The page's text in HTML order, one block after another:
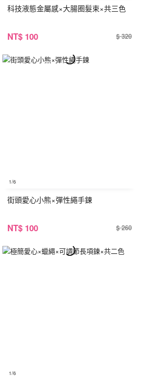
科技液態金屬感×大腸圈髮束×共三色
NT$ 100 $ 320
1/6
街頭愛心小熊×彈性繩手鍊
NT$ 100 $ 260
1/6